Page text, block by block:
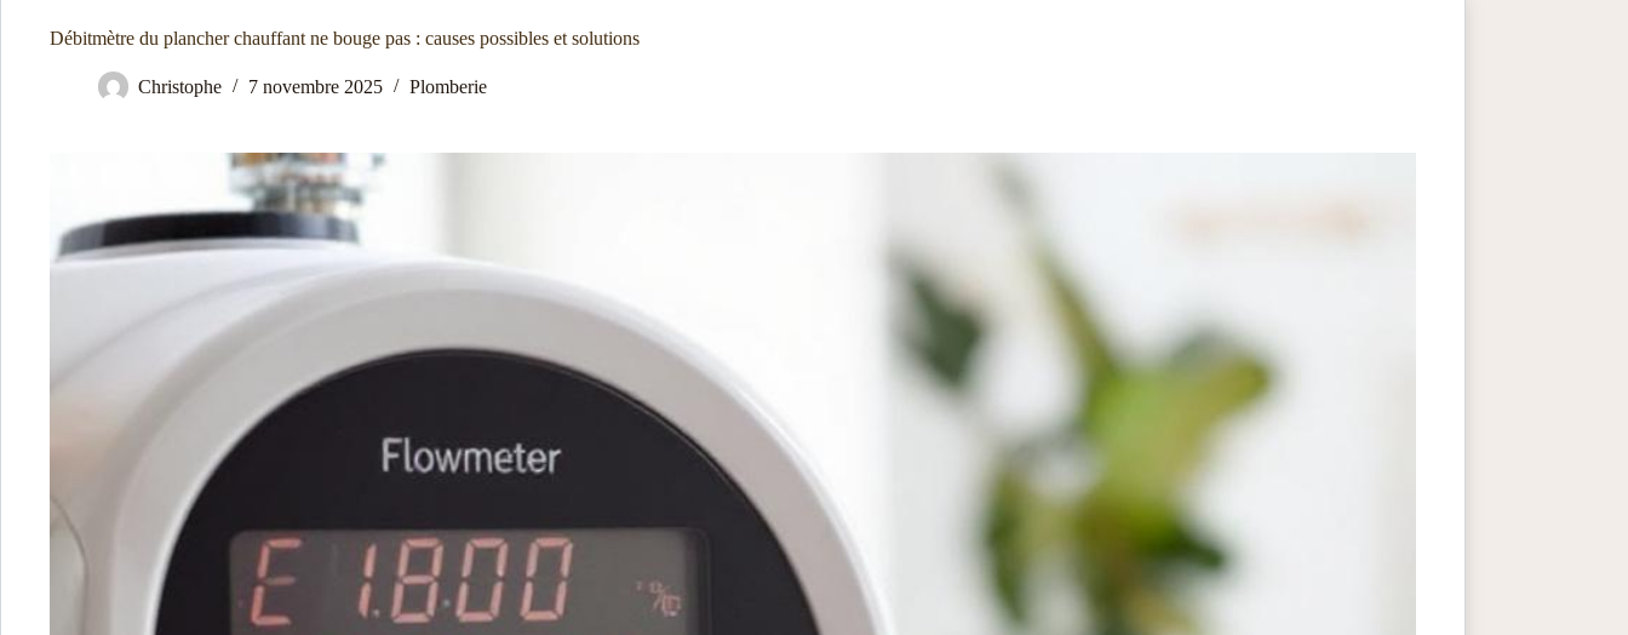
Débitmètre du plancher chauffant ne bouge pas : causes possibles et solutions
Christophe 7 novembre 2025 Plomberie